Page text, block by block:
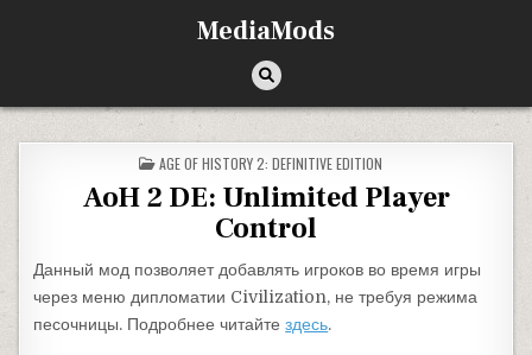
MediaMods
ОПУБЛИКОВАНО В
AGE OF HISTORY 2: DEFINITIVE EDITION
AoH 2 DE: Unlimited Player
Control
Данный мод позволяет добавлять игроков во время игры
через меню дипломатии Civilization, не требуя режима
песочницы. Подробнее читайтездесь.